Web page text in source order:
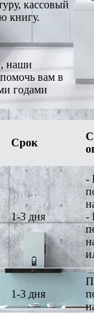
кассовый
книгу.
наши
вам в
годами
Срок
1-3 дня
-
-
1-3 дня